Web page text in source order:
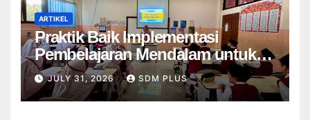
ARTIKEL
Praktik Baik Implementasi
Pembelajaran Mendalam untuk
Menumbuhkan Kemampuan
Bernalar Kritis di SD
Muhammadiyah Plus 1 Salatiga
JULY 31, 2026 SDM PLUS